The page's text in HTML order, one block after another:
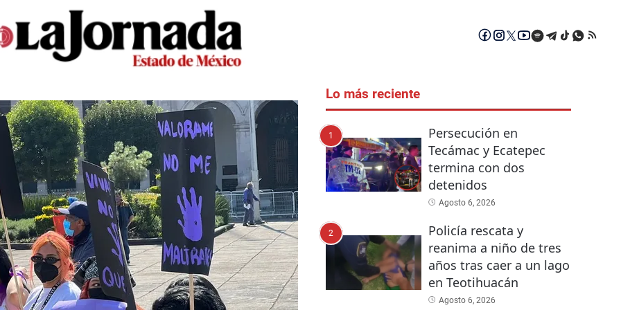
Lo más reciente
1
Persecución en
Tecámac y Ecatepec
termina con dos
detenidos
Agosto 6, 2026
2
Policía rescata y
reanima a niño de tres
años tras caer a un lago
en Teotihuacán
Agosto 6, 2026